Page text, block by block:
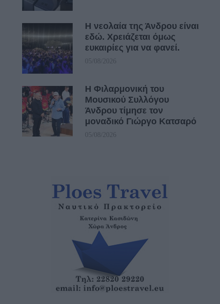
Η νεολαία της Άνδρου είναι
εδώ. Χρειάζεται όμως
ευκαιρίες για να φανεί.
05/08/2026
Η Φιλαρμονική του
Μουσικού Συλλόγου
Άνδρου τίμησε τον
μοναδικό Γιώργο Κατσαρό
05/08/2026